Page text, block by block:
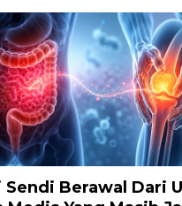
Sendi Berawal Dari